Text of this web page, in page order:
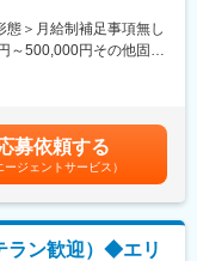
なサポートを受けなが
っています。成長フェ
プを目指せる魅力的な
です。MR以外の他職種
な特徴です。
ング、担当医療施設へ
医師同士のコミュニケ
ち上げ、講演会の企
たうえで決定します。
態＞月給制補足事項無し
～500,000円その他固定
手当(35,000円)、外勤
動賞与制（6月・12
ブ：3月（対象者）賃
通じて上下する可能性
た表記です。
募依頼する
ージェントサービス）
ラン歓迎）◆エリ